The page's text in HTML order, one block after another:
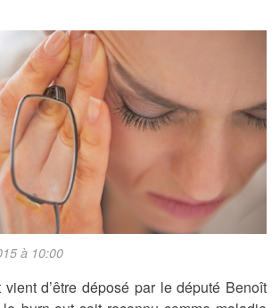
à 10:00
d’être déposé par le député Benoît